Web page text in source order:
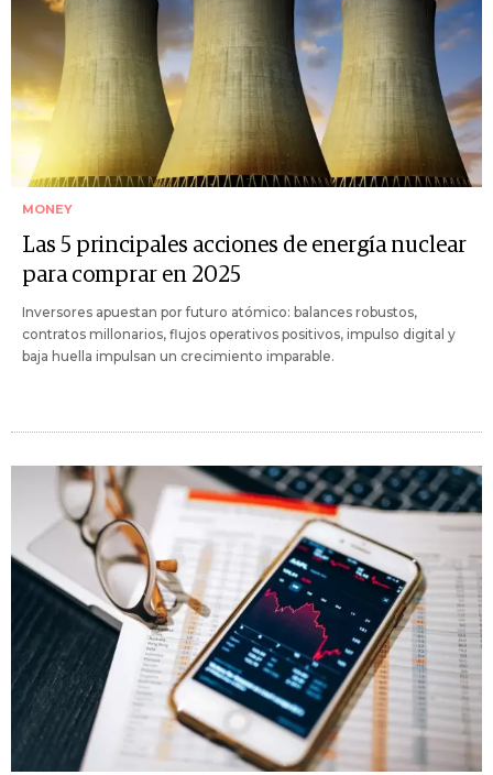
MONEY
Las 5 principales acciones de energía nuclear
para comprar en 2025
Inversores apuestan por futuro atómico: balances robustos,
contratos millonarios, flujos operativos positivos, impulso digital y
baja huella impulsan un crecimiento imparable.